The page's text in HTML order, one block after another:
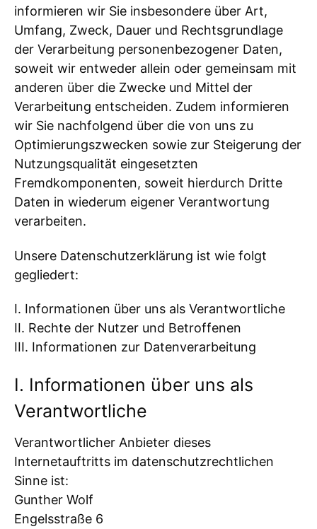
informieren wir Sie insbesondere über Art,
Umfang, Zweck, Dauer und Rechtsgrundlage
der Verarbeitung personenbezogener Daten,
soweit wir entweder allein oder gemeinsam mit
anderen über die Zwecke und Mittel der
Verarbeitung entscheiden. Zudem informieren
wir Sie nachfolgend über die von uns zu
Optimierungszwecken sowie zur Steigerung der
Nutzungsqualität eingesetzten
Fremdkomponenten, soweit hierdurch Dritte
Daten in wiederum eigener Verantwortung
verarbeiten.
Unsere Datenschutzerklärung ist wie folgt
gegliedert:
I. Informationen über uns als Verantwortliche
II. Rechte der Nutzer und Betroffenen
III. Informationen zur Datenverarbeitung
I. Informationen über uns als
Verantwortliche
Verantwortlicher Anbieter dieses
Internetauftritts im datenschutzrechtlichen
Sinne ist:
Gunther Wolf
Engelsstraße 6